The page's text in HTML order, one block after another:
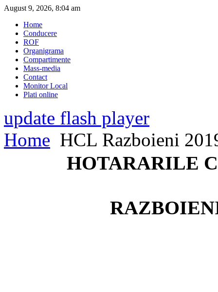
August 9, 2026, 8:04 am
Home
Conducere
ROF
Organigrama
Compartimente
Mass-media
Contact
Monitor Local
Plati online
update flash player
Home HCL Razboieni
HOTARARILE